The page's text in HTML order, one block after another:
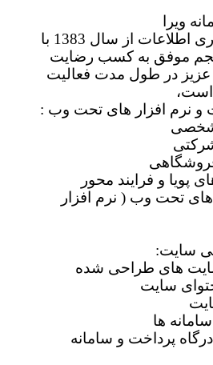
فعال در زمینه فناوری اطلاعات از سال 1383 با
موفق به کسب رضایت
در طول مدت فعالیت
افزار های تحت وب :
و فرایند محور
وب ( نرم افزار
های طراحی شده
ها
پرداخت و سامانه